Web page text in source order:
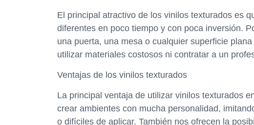
El principal atractivo de los vinilos texturados es
diferentes en poco tiempo y con poca inversión.
una puerta, una mesa o cualquier superficie
utilizar materiales costosos ni contratar a un
Ventajas de los vinilos texturados
La principal ventaja de utilizar vinilos texturados
crear ambientes con mucha personalidad,
o difíciles de aplicar. También nos ofrecen la